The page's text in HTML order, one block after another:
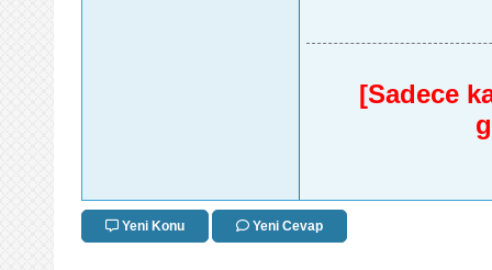
[Sadece
Yeni Konu Yeni Cevap